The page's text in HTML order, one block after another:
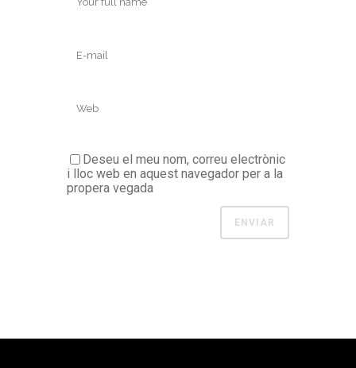
Deseu el meu nom, correu electrònic
i lloc web en aquest navegador per a la
propera vegada